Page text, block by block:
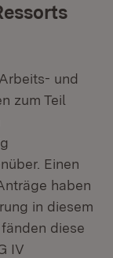
und
zum Teil
Einen
haben
in diesem
diese
IV